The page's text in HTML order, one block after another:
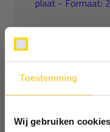
Toestemming
Wij gebruiken cookies
plaat - Formaat:
Combideal:
Ontvang
Schrijf je in voor de